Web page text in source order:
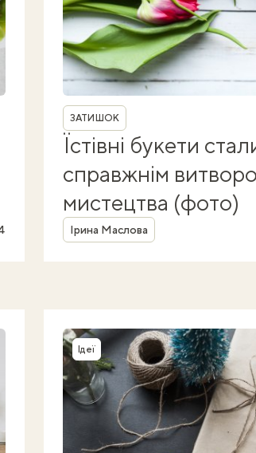
Рубрика
ЗАТИШОК
Їстівні букети
справжнім
мистецтва (фото)
Автор
Ірина Маслова
Ідеї